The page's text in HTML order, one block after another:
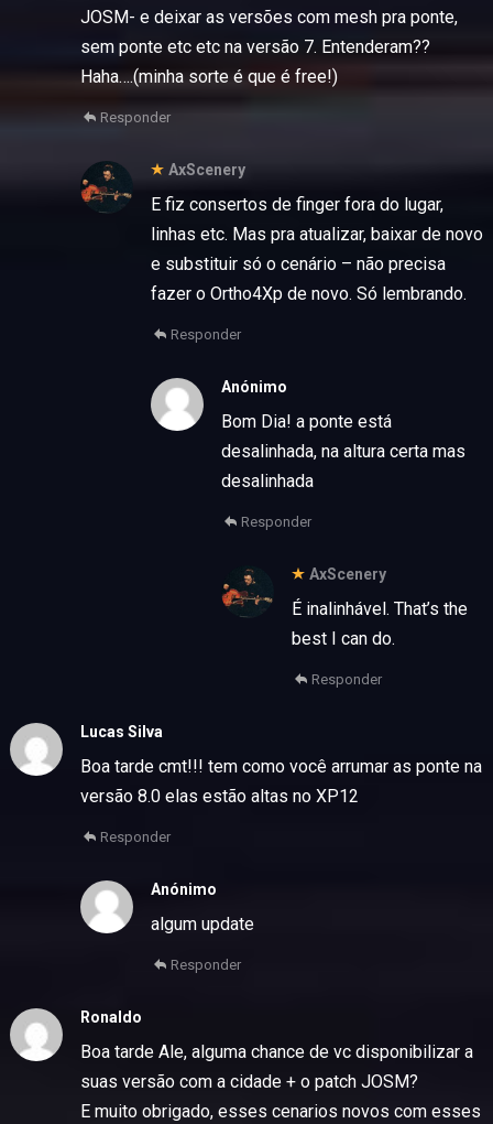
JOSM- e deixar as versões com mesh pra ponte,
sem ponte etc etc na versão 7. Entenderam??
Haha….(minha sorte é que é free!)
Responder
AxScenery
E fiz consertos de finger fora do lugar,
linhas etc. Mas pra atualizar, baixar de novo
e substituir só o cenário – não precisa
fazer o Ortho4Xp de novo. Só lembrando.
Responder
Anónimo
Bom Dia! a ponte está
desalinhada, na altura certa mas
desalinhada
Responder
AxScenery
É inalinhável. That’s the
best I can do.
Responder
Lucas Silva
Boa tarde cmt!!! tem como você arrumar as ponte na
versão 8.0 elas estão altas no XP12
Responder
Anónimo
algum update
Responder
Ronaldo
Boa tarde Ale, alguma chance de vc disponibilizar a
suas versão com a cidade + o patch JOSM?
E muito obrigado, esses cenarios novos com esses